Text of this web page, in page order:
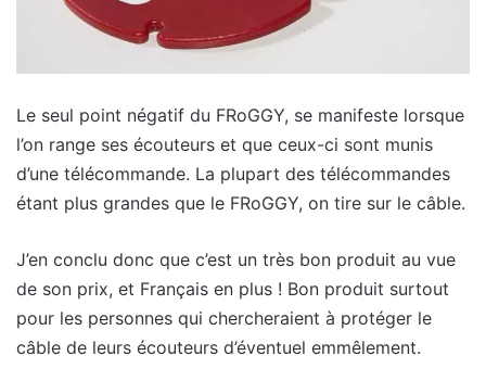
Le seul point négatif du FRoGGY, se manifeste lorsque
l’on range ses écouteurs et que ceux-ci sont munis
d’une télécommande. La plupart des télécommandes
étant plus grandes que le FRoGGY, on tire sur le câble.
J’en conclu donc que c’est un très bon produit au vue
de son prix, et Français en plus ! Bon produit surtout
pour les personnes qui chercheraient à protéger le
câble de leurs écouteurs d’éventuel emmêlement.